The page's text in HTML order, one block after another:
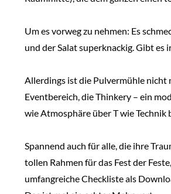
Um es vorweg zu nehmen: Es
und der Salat superknackig. Gibt es
Allerdings ist die Pulvermühle nicht
Eventbereich, die Thinkery – ein
wie Atmosphäre über T wie
Spannend auch für alle, die ihre
tollen Rahmen für das Fest der
umfangreiche Checkliste als